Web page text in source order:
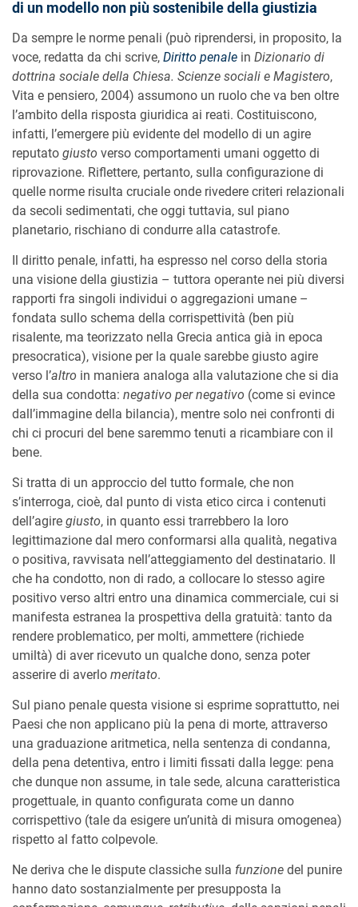
di un modello non più sostenibile della giustizia
Da sempre le norme penali (può riprendersi, in proposito, la
voce, redatta da chi scrive, Diritto penale in Dizionario di
dottrina sociale della Chiesa. Scienze sociali e Magistero,
Vita e pensiero, 2004) assumono un ruolo che va ben oltre
l’ambito della risposta giuridica ai reati. Costituiscono,
infatti, l’emergere più evidente del modello di un agire
reputato giusto verso comportamenti umani oggetto di
riprovazione. Riflettere, pertanto, sulla configurazione di
quelle norme risulta cruciale onde rivedere criteri relazionali
da secoli sedimentati, che oggi tuttavia, sul piano
planetario, rischiano di condurre alla catastrofe.
Il diritto penale, infatti, ha espresso nel corso della storia
una visione della giustizia – tuttora operante nei più diversi
rapporti fra singoli individui o aggregazioni umane –
fondata sullo schema della corrispettività (ben più
risalente, ma teorizzato nella Grecia antica già in epoca
presocratica), visione per la quale sarebbe giusto agire
verso l’altro in maniera analoga alla valutazione che si dia
della sua condotta: negativo per negativo (come si evince
dall’immagine della bilancia), mentre solo nei confronti di
chi ci procuri del bene saremmo tenuti a ricambiare con il
bene.
Si tratta di un approccio del tutto formale, che non
s’interroga, cioè, dal punto di vista etico circa i contenuti
dell’agire giusto, in quanto essi trarrebbero la loro
legittimazione dal mero conformarsi alla qualità, negativa
o positiva, ravvisata nell’atteggiamento del destinatario. Il
che ha condotto, non di rado, a collocare lo stesso agire
positivo verso altri entro una dinamica commerciale, cui si
manifesta estranea la prospettiva della gratuità: tanto da
rendere problematico, per molti, ammettere (richiede
umiltà) di aver ricevuto un qualche dono, senza poter
asserire di averlo meritato.
Sul piano penale questa visione si esprime soprattutto, nei
Paesi che non applicano più la pena di morte, attraverso
una graduazione aritmetica, nella sentenza di condanna,
della pena detentiva, entro i limiti fissati dalla legge: pena
che dunque non assume, in tale sede, alcuna caratteristica
progettuale, in quanto configurata come un danno
corrispettivo (tale da esigere un’unità di misura omogenea)
rispetto al fatto colpevole.
Ne deriva che le dispute classiche sulla funzione del punire
hanno dato sostanzialmente per presupposta la